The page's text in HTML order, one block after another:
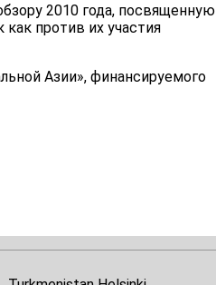
2010 года, посвященную
против их участия
Азии», финансируемого